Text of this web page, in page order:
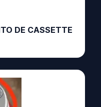
DE CASSETTE